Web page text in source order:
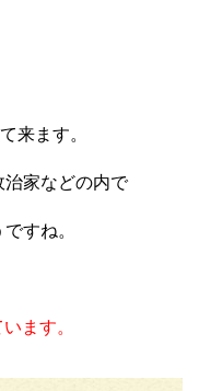
来ます。
治家などの内で
すね。
ます。